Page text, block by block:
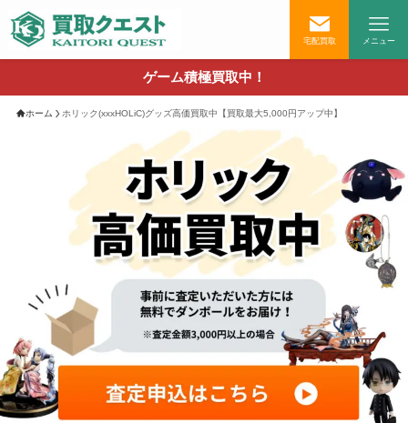
宅配買取 メニュー
ゲーム積極買取中！
ホーム ホリック(xxxHOLiC)グッズ高価買取中【買取最大5,000円アップ中】